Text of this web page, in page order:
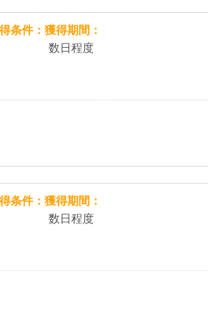
条件
獲得期間
数日程度
条件
獲得期間
数日程度